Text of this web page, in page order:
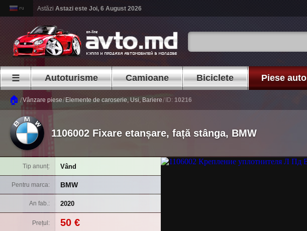
Astăzi Astazi este Joi, 6 August 2026
☰ Autoturisme Camioane Biciclete Piese auto
🏠 /Vânzare piese/ Elemente de caroserie, Usi, Bariere/ ID: 10216
1106002 Fixare etanșare, față stânga, BMW
Tip anunț Vând
Pentru marca BMW
An fab. 2020
Prețul 50 €